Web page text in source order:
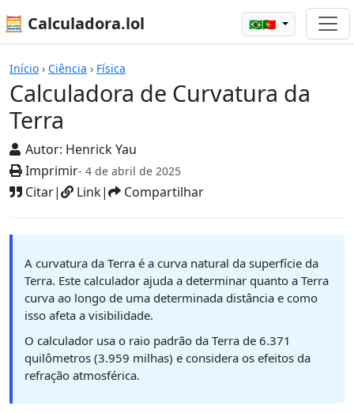
🧮 Calculadora.lol 🇧🇷🇵🇹
Início › Ciência › Física
Calculadora de Curvatura da
Terra
Autor: Henrick Yau
Imprimir- 4 de abril de 2025
Citar| Link| Compartilhar
Calculadoras
A curvatura da Terra é a curva natural da superfície da
Terra. Este calculador ajuda a determinar quanto a Terra
curva ao longo de uma determinada distância e como
isso afeta a visibilidade.
O calculador usa o raio padrão da Terra de 6.371
quilômetros (3.959 milhas) e considera os efeitos da
refração atmosférica.